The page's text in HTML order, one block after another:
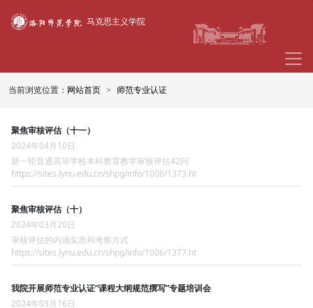
马克思主义学院
当前浏览位置： 网站首页 师范专业认证
聚焦审核评估（十一）
2024年04月10日
新一轮普通高等学校本科教育教学审核评估42问
https://sites.lynu.edu.cn/shpg/info/1006/1373.ht
聚焦审核评估（十）
2024年03月20日
审核评估的内涵实质和考察方式
https://sites.lynu.edu.cn/shpg/info/1006/1377.ht
我院开展师范专业认证“课程大纲规范撰写”专题培训会
2024年03月16日